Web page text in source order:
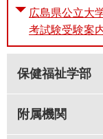
広島県公立大
考試験受験案
保健福祉学部
附属機関